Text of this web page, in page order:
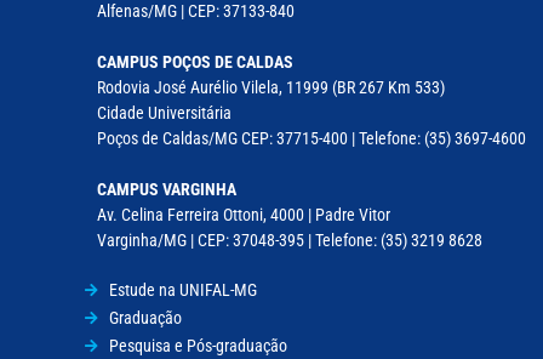
Alfenas/MG | CEP: 37133-840
CAMPUS POÇOS DE CALDAS
Rodovia José Aurélio Vilela, 11999 (BR 267 Km 533)
Cidade Universitária
Poços de Caldas/MG CEP: 37715-400 | Telefone: (35) 3697-4600
CAMPUS VARGINHA
Av. Celina Ferreira Ottoni, 4000 | Padre Vitor
Varginha/MG | CEP: 37048-395 | Telefone: (35) 3219 8628
Estude na UNIFAL-MG
Graduação
Pesquisa e Pós-graduação